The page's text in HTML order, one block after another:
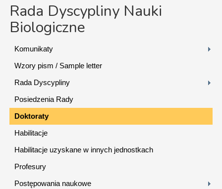
Rada Dyscypliny Nauki
Biologiczne
Komunikaty
Wzory pism / Sample letter
Rada Dyscypliny
Posiedzenia Rady
Doktoraty
Habilitacje
Habilitacje uzyskane w innych jednostkach
Profesury
Postępowania naukowe